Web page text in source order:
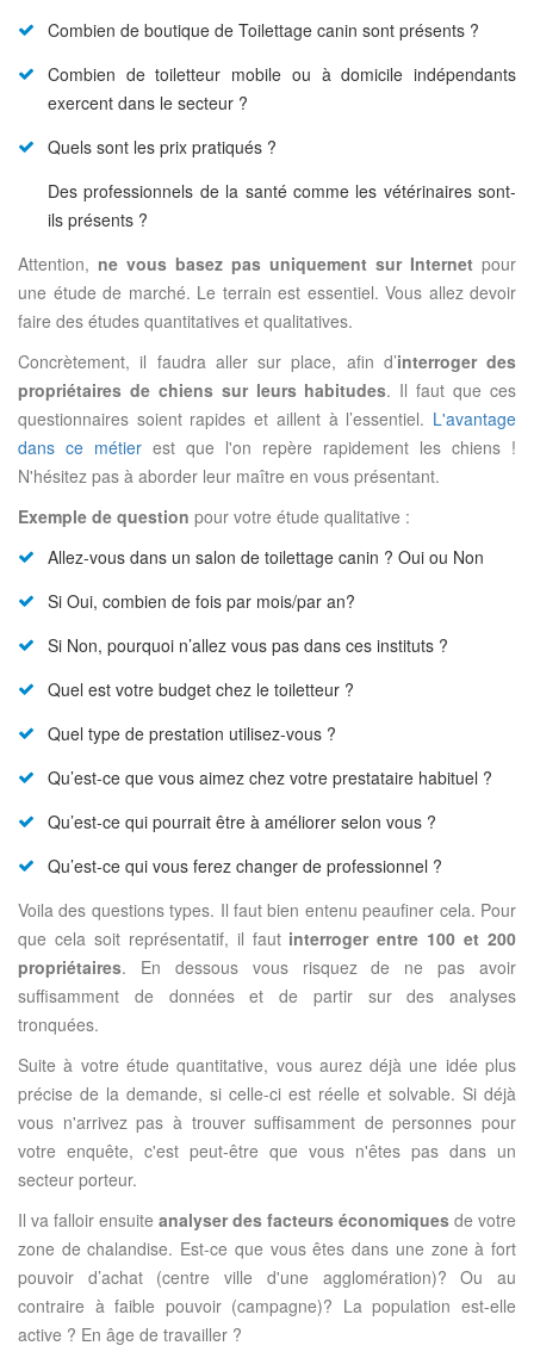
Combien de boutique de Toilettage canin sont présents ?
Combien de toiletteur mobile ou à domicile indépendants
exercent dans le secteur ?
Quels sont les prix pratiqués ?
Des professionnels de la santé comme les vétérinaires sont-
ils présents ?
Attention, ne vous basez pas uniquement sur Internet pour
une étude de marché. Le terrain est essentiel. Vous allez devoir
faire des études quantitatives et qualitatives.
Concrètement, il faudra aller sur place, afin d’interroger des
propriétaires de chiens sur leurs habitudes. Il faut que ces
questionnaires soient rapides et aillent à l’essentiel. L'avantage
dans ce métier est que l'on repère rapidement les chiens !
N'hésitez pas à aborder leur maître en vous présentant.
Exemple de question pour votre étude qualitative :
Allez-vous dans un salon de toilettage canin ? Oui ou Non
Si Oui, combien de fois par mois/par an?
Si Non, pourquoi n’allez vous pas dans ces instituts ?
Quel est votre budget chez le toiletteur ?
Quel type de prestation utilisez-vous ?
Qu’est-ce que vous aimez chez votre prestataire habituel ?
Qu’est-ce qui pourrait être à améliorer selon vous ?
Qu’est-ce qui vous ferez changer de professionnel ?
Voila des questions types. Il faut bien entenu peaufiner cela. Pour
que cela soit représentatif, il faut interroger entre 100 et 200
propriétaires. En dessous vous risquez de ne pas avoir
suffisamment de données et de partir sur des analyses
tronquées.
Suite à votre étude quantitative, vous aurez déjà une idée plus
précise de la demande, si celle-ci est réelle et solvable. Si déjà
vous n'arrivez pas à trouver suffisamment de personnes pour
votre enquête, c'est peut-être que vous n'êtes pas dans un
secteur porteur.
Il va falloir ensuite analyser des facteurs économiques de votre
zone de chalandise. Est-ce que vous êtes dans une zone à fort
pouvoir d’achat (centre ville d'une agglomération)? Ou au
contraire à faible pouvoir (campagne)? La population est-elle
active ? En âge de travailler ?